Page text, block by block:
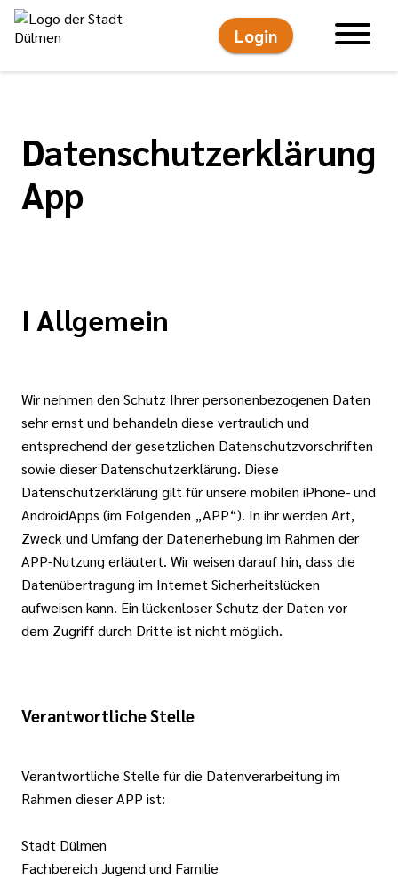
Login
Datenschutzerklärung
App
I Allgemein
Wir nehmen den Schutz Ihrer personenbezogenen Daten
sehr ernst und behandeln diese vertraulich und
entsprechend der gesetzlichen Datenschutzvorschriften
sowie dieser Datenschutzerklärung. Diese
Datenschutzerklärung gilt für unsere mobilen iPhone- und
AndroidApps (im Folgenden „APP“). In ihr werden Art,
Zweck und Umfang der Datenerhebung im Rahmen der
APP-Nutzung erläutert. Wir weisen darauf hin, dass die
Datenübertragung im Internet Sicherheitslücken
aufweisen kann. Ein lückenloser Schutz der Daten vor
dem Zugriff durch Dritte ist nicht möglich.
Verantwortliche Stelle
Verantwortliche Stelle für die Datenverarbeitung im
Rahmen dieser APP ist:
Stadt Dülmen
Fachbereich Jugend und Familie